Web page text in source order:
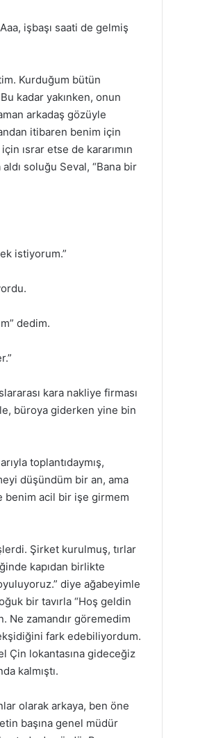
işbaşı saati de gelmiş
Kurduğum bütün
kadar yakınken, onun
arkadaş gözüyle
itibaren benim için
ısrar etse de kararımın
soluğu Seval, “Bana bir
istiyorum.”
dedim.
kara nakliye firması
büroya giderken yine bin
toplantıdaymış,
düşündüm bir an, ama
benim acil bir işe girmem
Şirket kurulmuş, tırlar
kapıdan birlikte
diye ağabeyimle
bir tavırla “Hoş geldin
Ne zamandır göremedim
fark edebiliyordum.
Çin lokantasına gideceğiz
kalmıştı.
olarak arkaya, ben öne
başına genel müdür